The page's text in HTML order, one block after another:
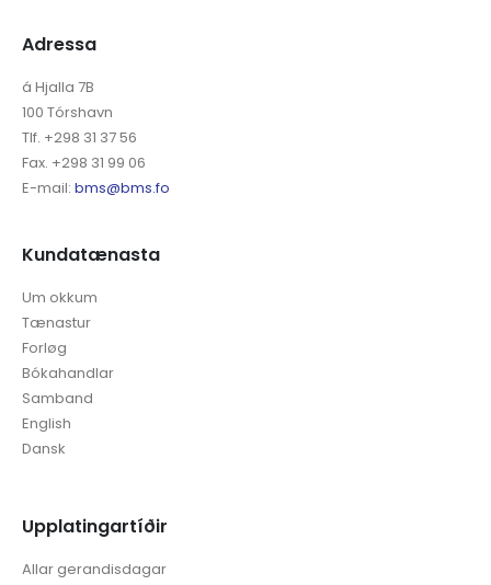
Adressa
á Hjalla 7B
100 Tórshavn
Tlf. +298 31 37 56
Fax. +298 31 99 06
E-mail: bms@bms.fo
Kundatænasta
Um okkum
Tænastur
Forløg
Bókahandlar
Samband
English
Dansk
Upplatingartíðir
Allar gerandisdagar